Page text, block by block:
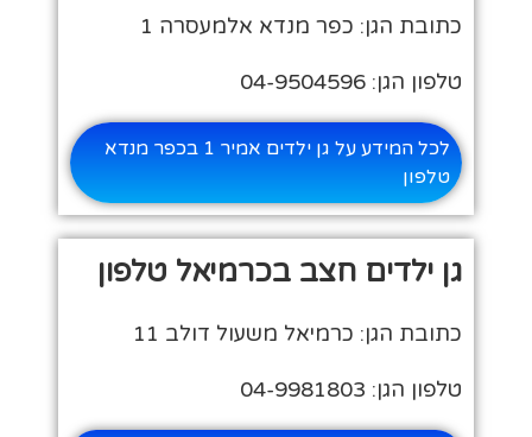
כתובת הגן: כפר מנדא אלמעסרה 1
טלפון הגן: 04-9504596
לכל המידע על גן ילדים אמיר 1 בכפר מנדא
טלפון
גן ילדים חצב בכרמיאל טלפון
כתובת הגן: כרמיאל משעול דולב 11
טלפון הגן: 04-9981803